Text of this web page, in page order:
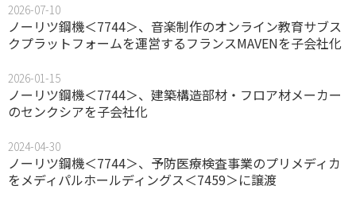
2026-07-10
ノーリツ鋼機＜7744＞、音楽制作のオンライン教育サブス
クプラットフォームを運営するフランスMAVENを子会社化
2026-01-15
ノーリツ鋼機＜7744＞、建築構造部材・フロア材メーカー
のセンクシアを子会社化
2024-04-30
ノーリツ鋼機＜7744＞、予防医療検査事業のプリメディカ
をメディパルホールディングス＜7459＞に譲渡